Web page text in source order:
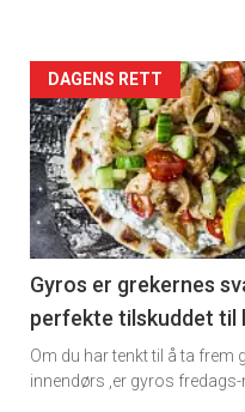
Forsiden
akkurat
nå
-
6
DAGENS RETT
Gyros er grekernes
perfekte tilskuddet til
Om du har tenkt til å ta frem
innendørs ,er gyros fredags-